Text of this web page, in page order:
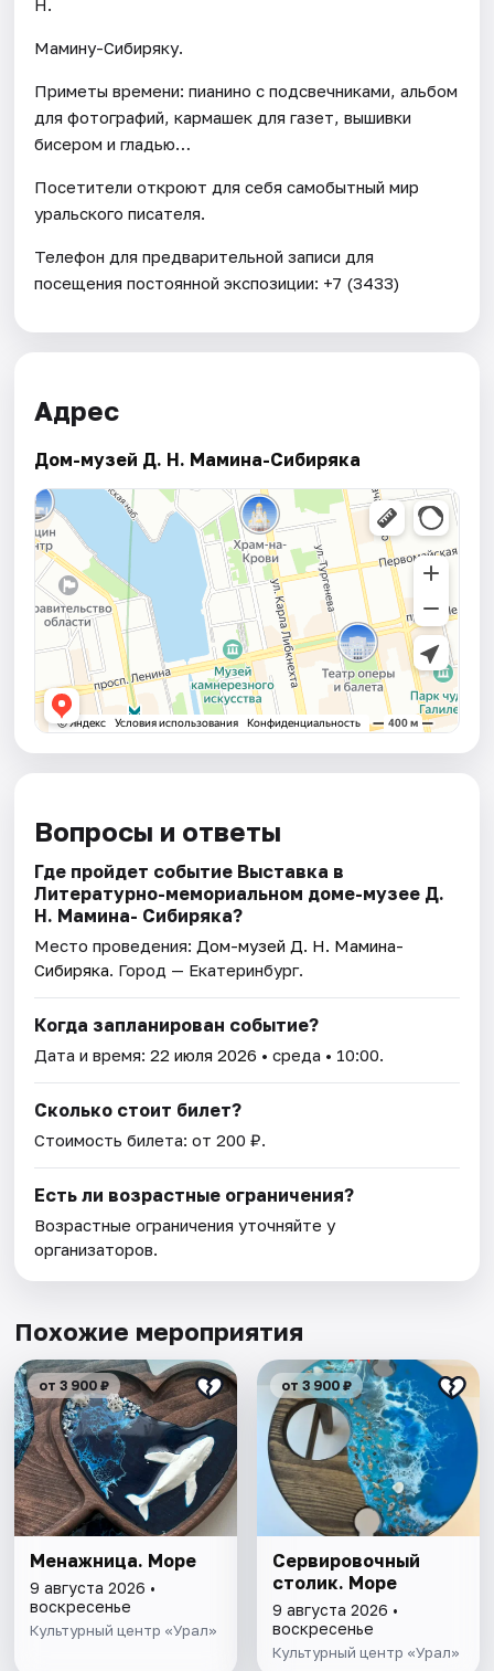
Н.
Мамину-Сибиряку.
Приметы времени: пианино с подсвечниками, альбом
для фотографий, кармашек для газет, вышивки
бисером и гладью…
Посетители откроют для себя самобытный мир
уральского писателя.
Телефон для предварительной записи для
посещения постоянной экспозиции: +7 (3433)
Адрес
Дом-музей Д. Н. Мамина-Сибиряка
Вопросы и ответы
Где пройдет событие Выставка в
Литературно-мемориальном доме-музее Д.
Н. Мамина- Сибиряка?
Место проведения: Дом-музей Д. Н. Мамина-
Сибиряка. Город — Екатеринбург.
Когда запланирован событие?
Дата и время:22 июля 2026 • среда • 10:00.
Сколько стоит билет?
Стоимость билета: от 200 ₽.
Есть ли возрастные ограничения?
Возрастные ограничения уточняйте у
организаторов.
Похожие мероприятия
от 3 900 ₽
Менажница. Море
9 августа 2026 •
воскресенье
Культурный центр «Урал»
от 3 900 ₽
Сервировочный
столик. Море
9 августа 2026 •
воскресенье
Культурный центр «Урал»